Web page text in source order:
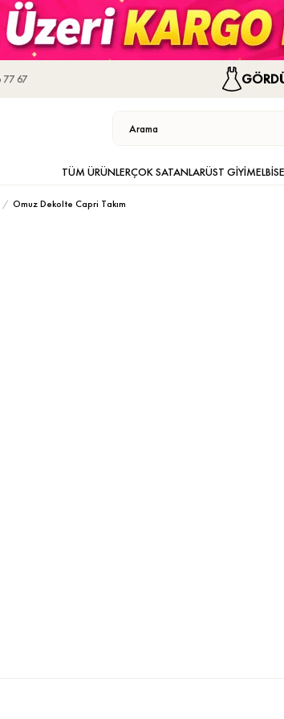
77 67
TÜM ÜRÜNLERÇOK SATANLARÜST GİYİMELBİSE
Omuz Dekolte Capri Takım